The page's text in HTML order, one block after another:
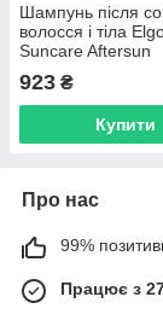
Шампунь після
волосся і тіла
Suncare Aftersun
Hair&Body
мл
923 ₴
Купити
Про нас
99%
Працює з